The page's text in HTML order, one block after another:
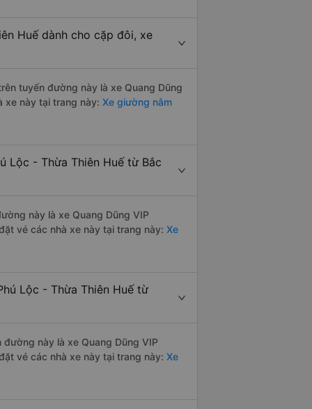
Huế dành cho cặp đôi, xe
tuyến đường này là xe Quang Dũng
xe này tại trang này: Xe giường nằm
Lộc - Thừa Thiên Huế từ Bắc
này là xe Quang Dũng VIP
vé các nhà xe này tại trang này: Xe
Lộc - Thừa Thiên Huế từ
này là xe Quang Dũng VIP
vé các nhà xe này tại trang này: Xe